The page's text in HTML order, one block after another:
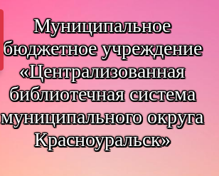
Муниципальное
бюджетное учреждение
«Централизованная
библиотечная система
муниципального округа
Красноуральск»